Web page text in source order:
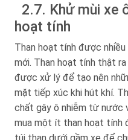
2.7. Khử mùi xe
hoạt tính
Than hoạt tính được
mới. Than hoạt tính thật
được xử lý để tạo nên
mặt tiếp xúc khi hút khí.
chất gây ô nhiễm từ nước
mua một ít than hoạt tính